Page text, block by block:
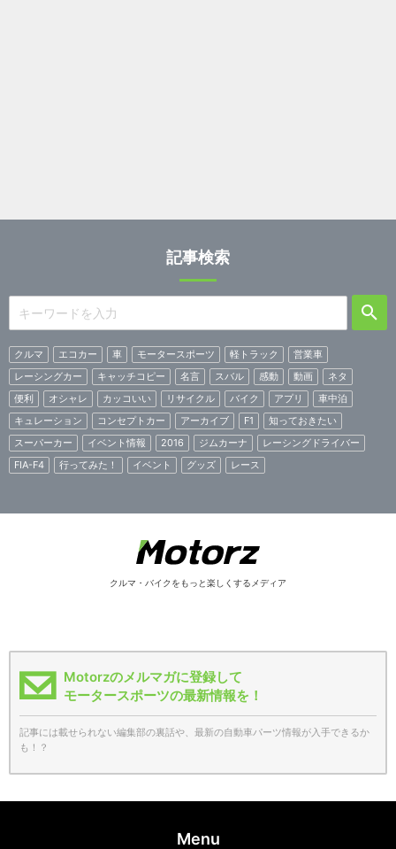
記事検索
クルマ エコカー 車 モータースポーツ 軽トラック
営業車
レーシングカー
キャッチコピー 名言 スバル 感動 動画
ネタ
便利
オシャレ カッコいい リサイクル バイク アプリ
車中泊
キュレーション
コンセプトカー アーカイブ F1
知っておきたい
スーパーカー
イベント情報 2016 ジムカーナ
レーシングドライバー
FIA-F4
行ってみた！ イベント グッズ レース
クルマ・バイクをもっと楽しくするメディア
Motorzのメルマガに登録して
モータースポーツの最新情報を！
記事には載せられない編集部の裏話や、最新の自動車パーツ情報が入手できるか
も！？
Menu